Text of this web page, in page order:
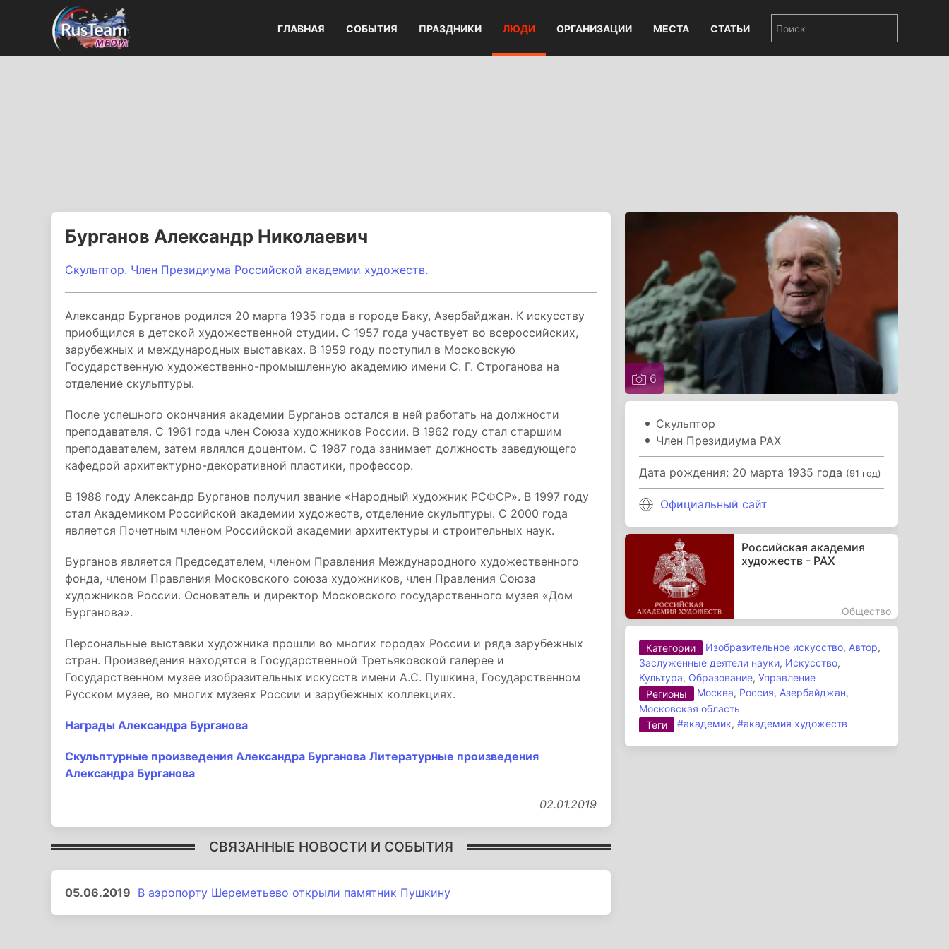
ГЛАВНАЯ СОБЫТИЯ ПРАЗДНИКИ ЛЮДИ ОРГАНИЗАЦИИ МЕСТА СТАТЬИ
Бурганов Александр Николаевич
Скульптор. Член Президиума Российской академии художеств.
Александр Бурганов родился 20 марта 1935 года в городе Баку, Азербайджан. К искусству
приобщился в детской художественной студии. С 1957 года участвует во всероссийских,
зарубежных и международных выставках. В 1959 году поступил в Московскую
Государственную художественно-промышленную академию имени С. Г. Строганова на
отделение скульптуры.
После успешного окончания академии Бурганов остался в ней работать на должности
преподавателя. С 1961 года член Союза художников России. В 1962 году стал старшим
преподавателем, затем являлся доцентом. С 1987 года занимает должность заведующего
кафедрой архитектурно-декоративной пластики, профессор.
В 1988 году Александр Бурганов получил звание «Народный художник РСФСР». В 1997 году
стал Академиком Российской академии художеств, отделение скульптуры. С 2000 года
является Почетным членом Российской академии архитектуры и строительных наук.
Бурганов является Председателем, членом Правления Международного художественного
фонда, членом Правления Московского союза художников, член Правления Союза
художников России. Основатель и директор Московского государственного музея «Дом
Бурганова».
Персональные выставки художника прошли во многих городах России и ряда зарубежных
стран. Произведения находятся в Государственной Третьяковской галерее и
Государственном музее изобразительных искусств имени А.С. Пушкина, Государственном
Русском музее, во многих музеях России и зарубежных коллекциях.
Награды Александра Бурганова
Скульптурные произведения Александра Бурганова Литературные произведения
Александра Бурганова
02.01.2019
СВЯЗАННЫЕ НОВОСТИ И СОБЫТИЯ
05.06.2019 В аэропорту Шереметьево открыли памятник Пушкину
6
Скульптор
Член Президиума РАХ
Дата рождения: 20 марта 1935 года (91 год)
Официальный сайт
Российская академия
художеств - РАХ
Общество
Категории Изобразительное искусство, Автор,
Заслуженные деятели науки, Искусство,
Культура, Образование,Управление
Регионы
Москва, Россия, Азербайджан,
Московская область
Теги
#академик,#академия художеств